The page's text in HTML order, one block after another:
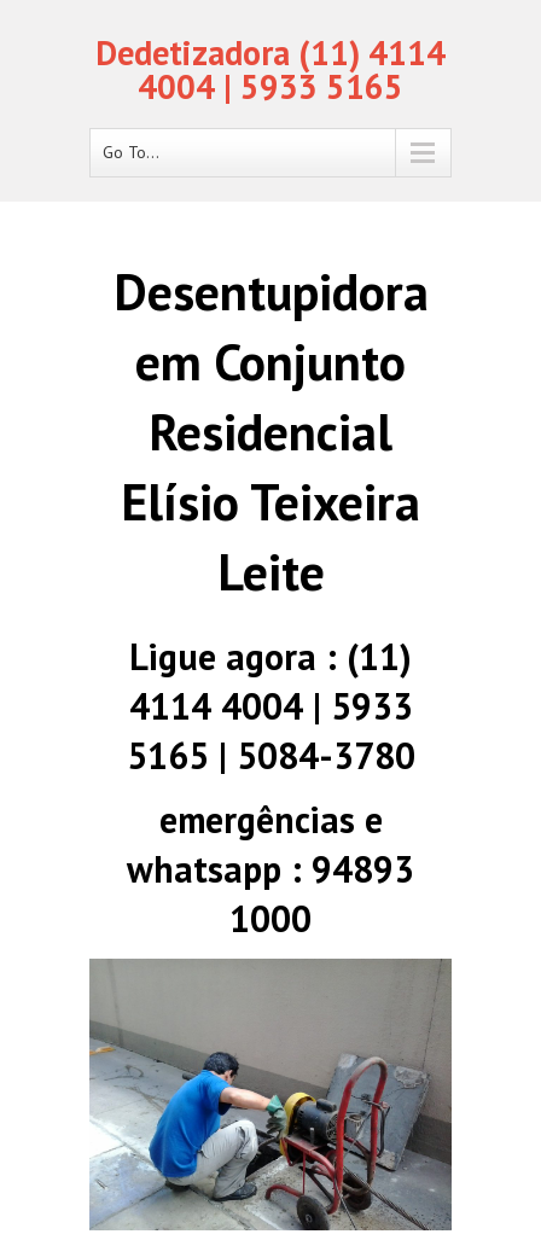
Dedetizadora (11) 4114
4004 | 5933 5165
Go To...
Desentupidora
em Conjunto
Residencial
Elísio Teixeira
Leite
Ligue agora : (11)
4114 4004 | 5933
5165 | 5084-3780
emergências e
whatsapp : 94893
1000